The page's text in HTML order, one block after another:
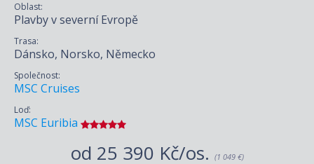
Oblast:
Plavby v severní Evropě
Trasa:
Dánsko, Norsko, Německo
Společnost:
MSC Cruises
Loď:
MSC Euribia
od 25 390 Kč/os. (1 049 €)